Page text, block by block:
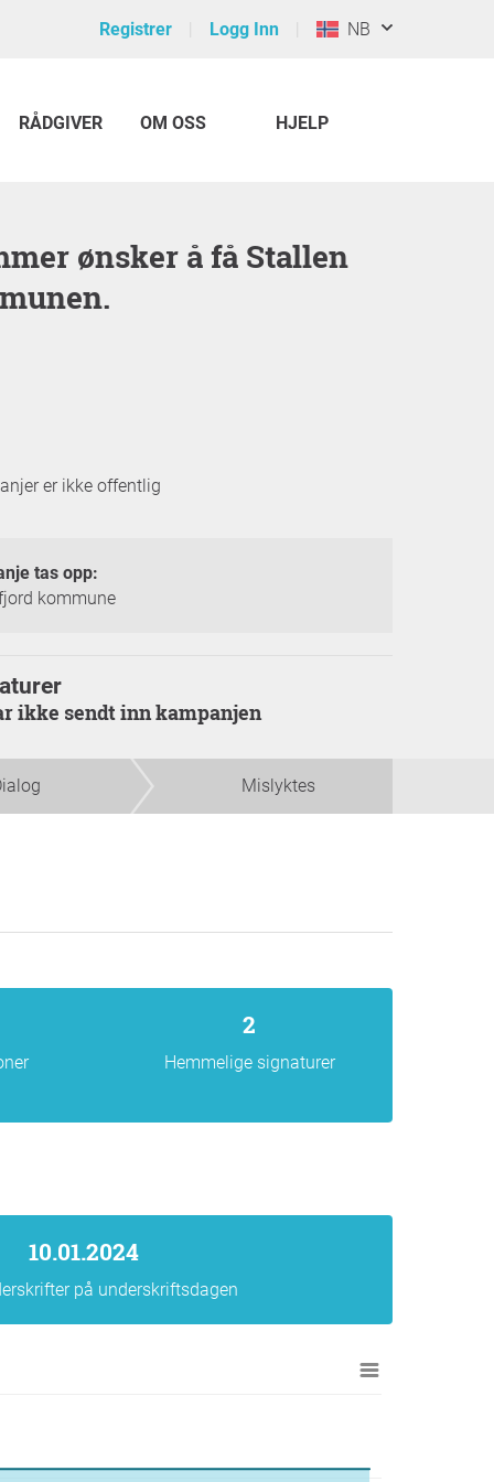
Registrer Logg Inn NB
RÅDGIVER OM OSS HJELP
er ikke offentlig
tas opp:
kommune
ikke sendt inn kampanjen
Mislyktes
2
Hemmelige signaturer
10.01.2024
på underskriftsdagen